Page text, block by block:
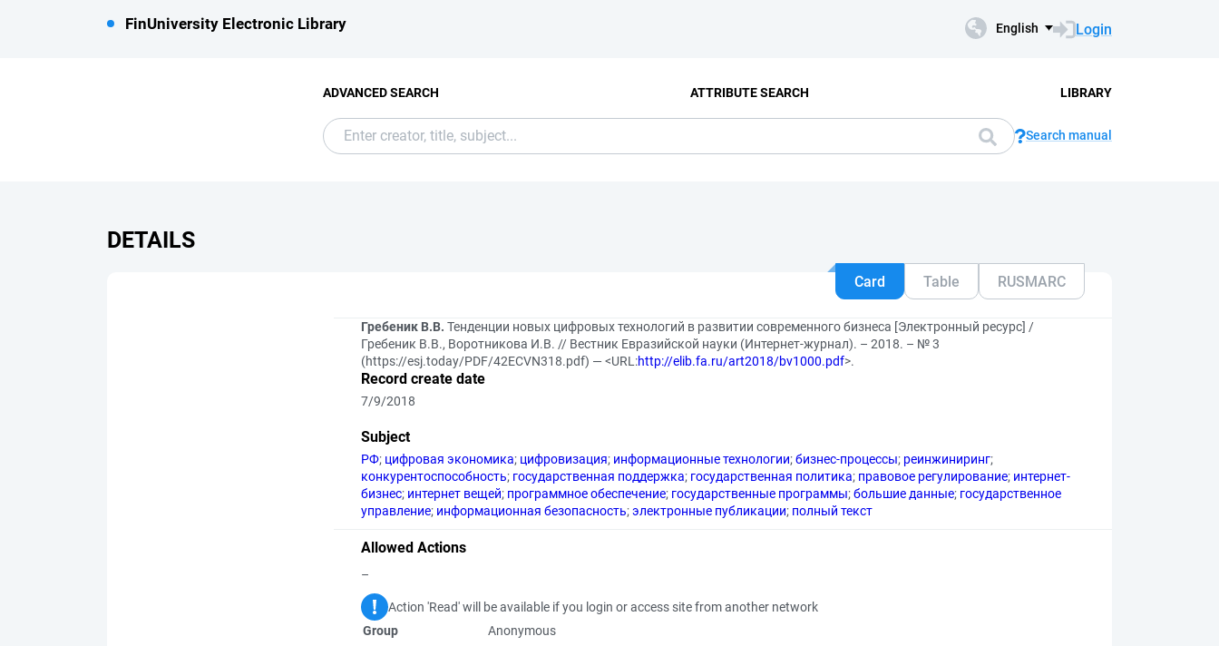
FinUniversity Electronic Library English Login
ADVANCED SEARCH ATTRIBUTE SEARCH LIBRARY
Search manual
DETAILS
Card Table RUSMARC
Гребеник В.В. Тенденции новых цифровых технологий в развитии современного бизнеса [Электронный ресурс] /
Гребеник В.В., Воротникова И.В. // Вестник Евразийской науки (Интернет-журнал). – 2018. – № 3
(https://esj.today/PDF/42ECVN318.pdf) — <URL:http://elib.fa.ru/art2018/bv1000.pdf>.
Record create date
7/9/2018
Subject
РФ; цифровая экономика; цифровизация; информационные технологии;бизнес-процессы; реинжиниринг;
конкурентоспособность; государственная поддержка; государственная политика; правовое регулирование; интернет-
бизнес; интернет вещей; программное обеспечение; государственные программы;большие данные; государственное
управление; информационная безопасность;электронные публикации; полный текст
Allowed Actions
–
Action 'Read' will be available if you login or access site from another network
Group
Anonymous